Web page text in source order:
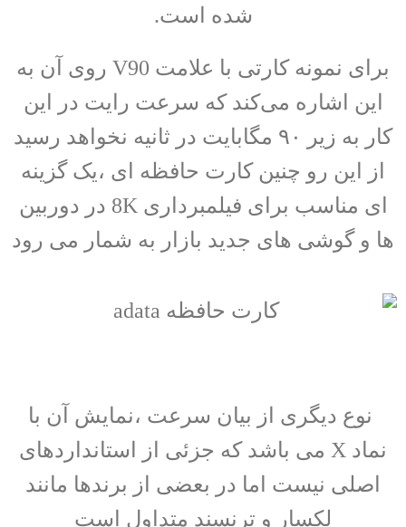
شده است.
برای نمونه کارتی با علامت V90 روی آن به
این اشاره می‌کند که سرعت رایت در این
کار به زیر ۹۰ مگابایت در ثانیه نخواهد رسید
از این رو چنین کارت حافظه ای ،یک گزینه
ای مناسب برای فیلمبرداری 8K در دوربین
ها و گوشی های جدید بازار به شمار می رود
نوع دیگری از بیان سرعت ،نمایش آن با
نماد X می باشد که جزئی از استانداردهای
اصلی نیست اما در بعضی از برندها مانند
لکسار و ترنسند متداول است